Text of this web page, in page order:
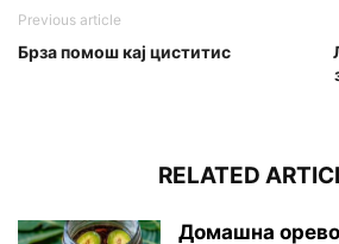
Previous article
Брза помош кај циститис
RELATED
Домашна